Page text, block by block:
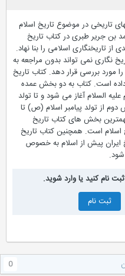
تاریخی در موضوع تاریخ اسلام
جریر طبری در کتاب تاریخ
اسلامی را بنا نهاد.
نمی تواند بدون مراجعه به
بررسی قرار دهد. کتاب تاریخ
است. کتاب به دو بخش عمده
آغاز می شود و تا تولد
از تولد پیامبر اسلام (ص) تا
بخش های کتاب تاریخ
تاریخ اسلام است. همچنین کتاب تاریخ
پیش از اسلام به خصوص
نام کنید یا وارد شوید.
ثبت نام